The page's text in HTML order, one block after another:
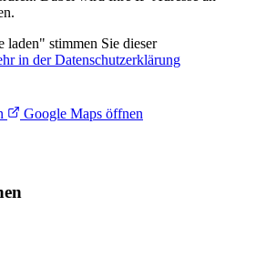
stimmen Sie dieser
in der Datenschutzerklärung
Google Maps öffnen